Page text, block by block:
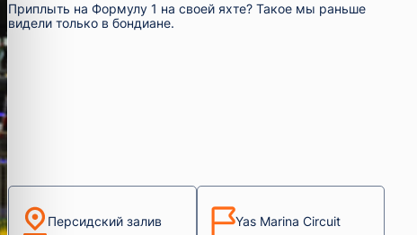
Приплыть на Формулу 1 на своей яхте? Такое мы раньше
видели только в бондиане.
Персидский залив Yas Marina Circuit